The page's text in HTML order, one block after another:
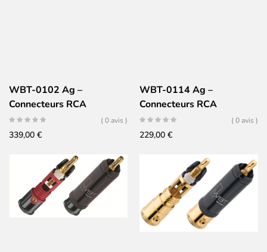
WBT-0102 Ag –
Connecteurs RCA
NextGen Argent –
Conducteur Argent pur
( 0 avis )
339,00 €
WBT-0114 Ag –
Connecteurs RCA
NextGen Argent (Jeu de 4)
( 0 avis )
229,00 €